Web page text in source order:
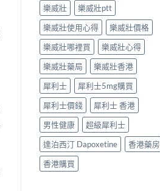
樂威壯
樂威壯ptt
樂威壯使用心得
樂威壯價格
樂威壯哪裡買
樂威壯心得
樂威壯藥局
樂威壯香港
犀利士
犀利士5mg購買
犀利士價錢
犀利士 香港
男性健康
超級犀利士
達泊西汀 Dapoxetine
香港藥房
香港購買